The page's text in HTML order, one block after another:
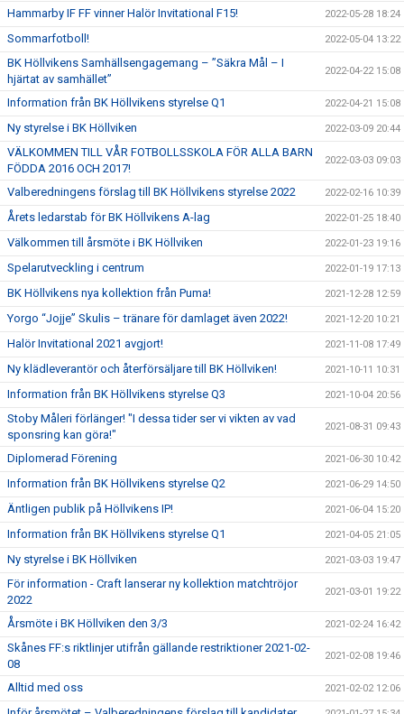
Hammarby IF FF vinner Halör Invitational F15! 2022-05-28 18:24
Sommarfotboll! 2022-05-04 13:22
BK Höllvikens Samhällsengagemang – ”Säkra Mål – I
hjärtat av samhället”
2022-04-22 15:08
Information från BK Höllvikens styrelse Q1 2022-04-21 15:08
Ny styrelse i BK Höllviken 2022-03-09 20:44
VÄLKOMMEN TILL VÅR FOTBOLLSSKOLA FÖR ALLA BARN
FÖDDA 2016 OCH 2017!
2022-03-03 09:03
Valberedningens förslag till BK Höllvikens styrelse 2022 2022-02-16 10:39
Årets ledarstab för BK Höllvikens A-lag 2022-01-25 18:40
Välkommen till årsmöte i BK Höllviken 2022-01-23 19:16
Spelarutveckling i centrum 2022-01-19 17:13
BK Höllvikens nya kollektion från Puma! 2021-12-28 12:59
Yorgo “Jojje” Skulis – tränare för damlaget även 2022! 2021-12-20 10:21
Halör Invitational 2021 avgjort! 2021-11-08 17:49
Ny klädleverantör och återförsäljare till BK Höllviken! 2021-10-11 10:31
Information från BK Höllvikens styrelse Q3 2021-10-04 20:56
Stoby Måleri förlänger! "I dessa tider ser vi vikten av vad
sponsring kan göra!"
2021-08-31 09:43
Diplomerad Förening 2021-06-30 10:42
Information från BK Höllvikens styrelse Q2 2021-06-29 14:50
Äntligen publik på Höllvikens IP! 2021-06-04 15:20
Information från BK Höllvikens styrelse Q1 2021-04-05 21:05
Ny styrelse i BK Höllviken 2021-03-03 19:47
För information - Craft lanserar ny kollektion matchtröjor
2022
2021-03-01 19:22
Årsmöte i BK Höllviken den 3/3 2021-02-24 16:42
Skånes FF:s riktlinjer utifrån gällande restriktioner 2021-02-
08
2021-02-08 19:46
Alltid med oss 2021-02-02 12:06